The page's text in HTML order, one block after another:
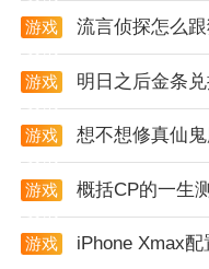
app优化
1. 优化软件性能，提
2. 优化用户界面设计
3. 增加多种表盘主题
软件优势
游戏
流言侦探怎么
游戏
明日之后金条
游戏
想不想修真仙
游戏
概括CP的一生
游戏
iPhone Xmax